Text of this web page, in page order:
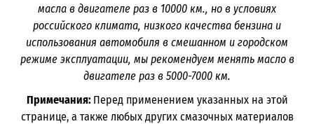
масла в двигателе раз в 10000 км., но в условиях
российского климата, низкого качества бензина и
использования автомобиля в смешанном и городском
режиме эксплуатации, мы рекомендуем менять масло в
двигателе раз в 5000-7000 км.
Примечания: Перед применением указанных на этой
странице, а также любых других смазочных материалов